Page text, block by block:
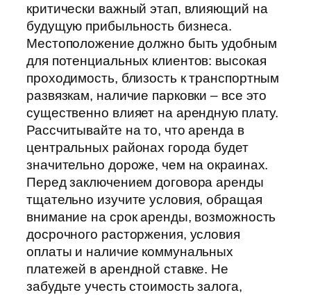
критически важный этап, влияющий на
будущую прибыльность бизнеса.
Местоположение должно быть удобным
для потенциальных клиентов: высокая
проходимость, близость к транспортным
развязкам, наличие парковки – все это
существенно влияет на арендную плату.
Рассчитывайте на то, что аренда в
центральных районах города будет
значительно дороже, чем на окраинах.
Перед заключением договора аренды
тщательно изучите условия, обращая
внимание на срок аренды, возможность
досрочного расторжения, условия
оплаты и наличие коммунальных
платежей в арендной ставке. Не
забудьте учесть стоимость залога,